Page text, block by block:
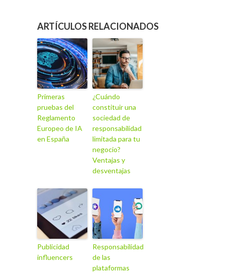
ARTÍCULOS RELACIONADOS
Primeras
pruebas del
Reglamento
Europeo de IA
en España
¿Cuándo
constituir una
sociedad de
responsabilidad
limitada para tu
negocio?
Ventajas y
desventajas
Publicidad
influencers
Responsabilidad
de las
plataformas